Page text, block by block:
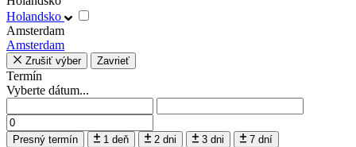
Holandsko
Amsterdam
Amsterdam
Zrušiť výber Zavrieť
Termín
Vyberte dátum...
Presný termín 1 deň 2 dni 3 dni 7 dní